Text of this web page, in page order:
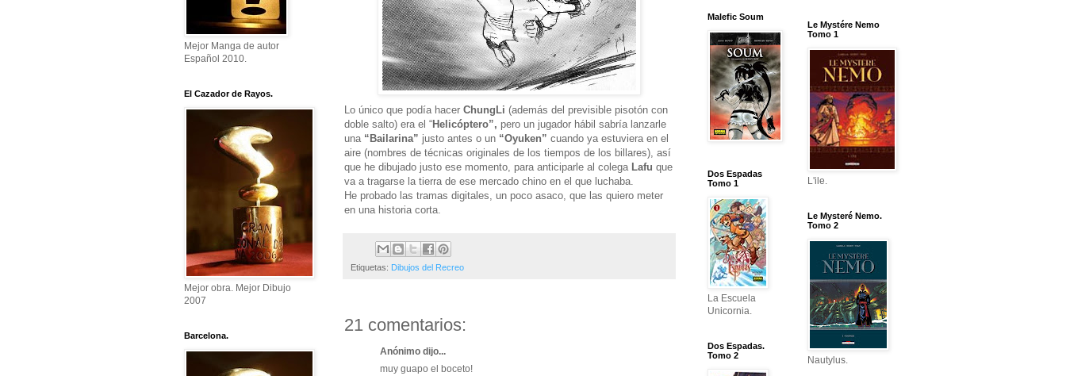
Lo único que podía hacer ChungLi (además del previsible pisotón con
doble salto) era el “Helicóptero”, pero un jugador hábil sabría lanzarle
una “Bailarina” justo antes o un “Oyuken” cuando ya estuviera en el
aire (nombres de técnicas originales de los tiempos de los billares), así
que he dibujado justo ese momento, para anticiparle al colega Lafu que
va a tragarse la tierra de ese mercado chino en el que luchaba.
He probado las tramas digitales, un poco asaco, que las quiero meter
en una historia corta.
Etiquetas: Dibujos del Recreo
21 comentarios:
Anónimo dijo...
muy guapo el boceto!
Mejor Manga de autor
Español 2010.
El Cazador de Rayos.
Mejor obra. Mejor Dibujo
2007
Barcelona.
Malefic Soum
Dos Espadas
Tomo 1
La Escuela
Unicornia.
Dos Espadas.
Tomo 2
Le Mystére Nemo
Tomo 1
L'ile.
Le Mysteré Nemo.
Tomo 2
Nautylus.